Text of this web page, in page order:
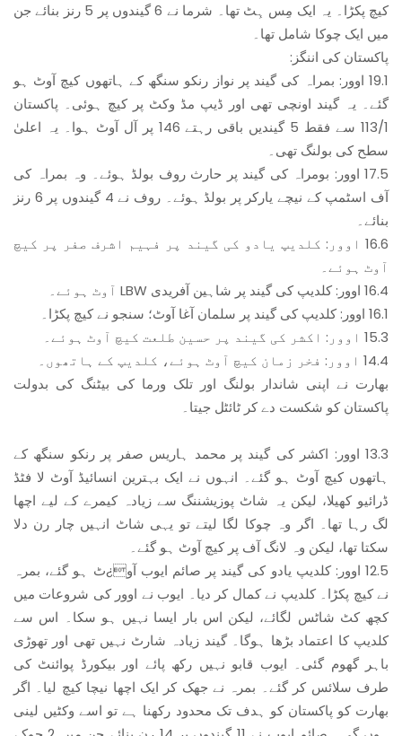
کیچ پکڑا۔ یہ ایک مِس ہِٹ تھا۔ شرما نے 6 گیندوں پر 5 رنز بنائے جن
میں ایک چوکا شامل تھا۔
پاکستان کی اننگز:
19.1 اوور: بمراہ کی گیند پر نواز رنکو سنگھ کے ہاتھوں کیچ آوٹ ہو
گئے۔ یہ گیند اونچی تھی اور ڈیپ مڈ وکٹ پر کیچ ہوئی۔ پاکستان
113/1 سے فقط 5 گیندیں باقی رہتے 146 پر آل آوٹ ہوا۔ یہ اعلیٰ
سطح کی بولنگ تھی۔
17.5 اوور: بومراہ کی گیند پر حارث روف بولڈ ہوئے۔ وہ بمراہ کی
آف اسٹمپ کے نیچے یارکر پر بولڈ ہوئے۔ روف نے 4 گیندوں پر 6 رنز
بنائے۔
16.6 اوور: کلدیپ یادو کی گیند پر فہیم اشرف صفر پر کیچ
آوٹ ہوئے۔
16.4 اوور: کلدیپ کی گیند پر شاہین آفریدی LBW آوٹ ہوئے۔
16.1 اوور: کلدیپ کی گیند پر سلمان آغا آوٹ؛ سنجو نے کیچ پکڑا۔
15.3 اوور: اکشر کی گیند پر حسین طلعت کیچ آوٹ ہوئے۔
14.4 اوور: فخر زمان کیچ آوٹ ہوئے، کلدیپ کے ہاتھوں۔
بھارت نے اپنی شاندار بولنگ اور تلک ورما کی بیٹنگ کی بدولت
پاکستان کو شکست دے کر ٹائٹل جیتا۔
13.3 اوور: اکشر کی گیند پر محمد ہاریس صفر پر رنکو سنگھ کے
ہاتھوں کیچ آوٹ ہو گئے۔ انہوں نے ایک بہترین انسائیڈ آوٹ لا فٹڈ
ڈرائیو کھیلا، لیکن یہ شاٹ پوزیشننگ سے زیادہ کیمرے کے لیے اچھا
لگ رہا تھا۔ اگر وہ چوکا لگا لیتے تو یہی شاٹ انہیں چار رن دلا
سکتا تھا، لیکن وہ لانگ آف پر کیچ آوٹ ہو گئے۔
12.5 اوور: کلدیپ یادو کی گیند پر صائم ایوب آو¿ٹ ہو گئے، بمرہ
نے کیچ پکڑا۔ کلدیپ نے کمال کر دیا۔ ایوب نے اوور کی شروعات میں
کچھ کٹ شاٹس لگائے، لیکن اس بار ایسا نہیں ہو سکا۔ اس سے
کلدیپ کا اعتماد بڑھا ہوگا۔ گیند زیادہ شارٹ نہیں تھی اور تھوڑی
باہر گھوم گئی۔ ایوب قابو نہیں رکھ پائے اور بیکورڈ پوائنٹ کی
طرف سلائس کر گئے۔ بمرہ نے جھک کر ایک اچھا نیچا کیچ لیا۔ اگر
بھارت کو پاکستان کو ہدف تک محدود رکھنا ہے تو اسے وکٹیں لینی